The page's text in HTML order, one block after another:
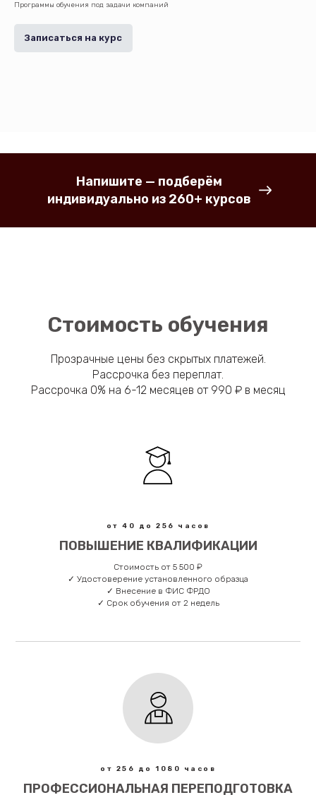
Программы обучения под задачи компаний
Записаться на курс
Напишите — подберём
индивидуально из 260+ курсов
Стоимость обучения
Прозрачные цены без скрытых платежей.
Рассрочка без переплат.
Рассрочка 0% на 6-12 месяцев от 990 ₽ в месяц
от 40 до 256 часов
ПОВЫШЕНИЕ КВАЛИФИКАЦИИ
Стоимость от 5 500 ₽
✓ Удостоверение установленного образца
✓ Внесение в ФИС ФРДО
✓ Срок обучения от 2 недель
от 256 до 1080 часов
ПРОФЕССИОНАЛЬНАЯ ПЕРЕПОДГОТОВКА